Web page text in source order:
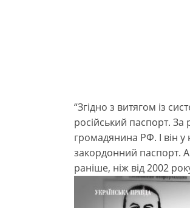
“Згідно з витягом із
російський паспорт.
громадянина РФ. І він
закордонний паспорт.
раніше, ніж від 2002